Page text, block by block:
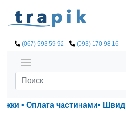
(067) 593 59 92 (093) 170 98 16
• Оплата частинами•